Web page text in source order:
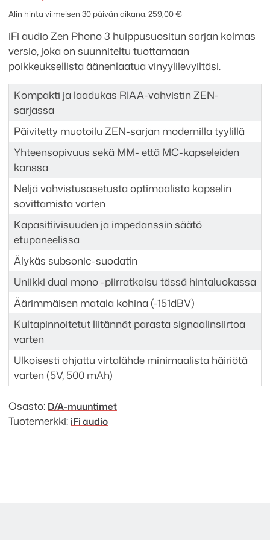
3
määrä
Alin hinta viimeisen 30 päivän aikana:259,00€
iFi audio Zen Phono 3 huippusuositun sarjan kolmas
versio, joka on suunniteltu tuottamaan
poikkeuksellista äänenlaatua vinyylilevyiltäsi.
Kompakti ja laadukas RIAA-vahvistin ZEN-
sarjassa
Päivitetty muotoilu ZEN-sarjan modernilla tyylillä
Yhteensopivuus sekä MM- että MC-kapseleiden
kanssa
Neljä vahvistusasetusta optimaalista kapselin
sovittamista varten
Kapasitiivisuuden ja impedanssin säätö
etupaneelissa
Älykäs subsonic-suodatin
Uniikki dual mono -piirratkaisu tässä hintaluokassa
Äärimmäisen matala kohina (-151dBV)
Kultapinnoitetut liitännät parasta signaalinsiirtoa
varten
Ulkoisesti ohjattu virtalähde minimaalista häiriötä
varten (5V, 500 mAh)
Osasto: D/A-muuntimet
Tuotemerkki: iFi audio